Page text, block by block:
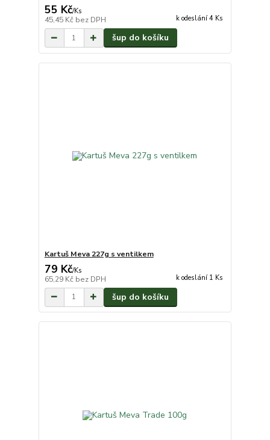
55 Kč/Ks
45,45 Kč bez DPH k odeslání 4 Ks
šup do košíku
Kartuš Meva 227g s ventilkem
79 Kč/Ks
65,29 Kč bez DPH k odeslání 1 Ks
šup do košíku